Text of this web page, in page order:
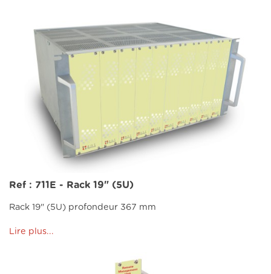
Ref : 711E - Rack 19" (5U)
Rack 19" (5U) profondeur 367 mm
Lire plus...